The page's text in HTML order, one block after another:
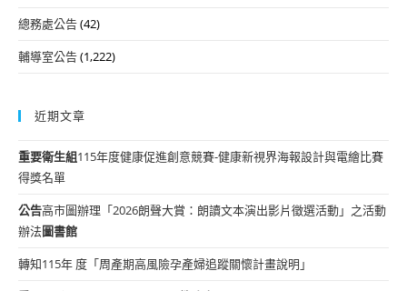
總務處公告(42)
輔導室公告(1,222)
近期文章
重要衛生組115年度健康促進創意競賽-健康新視界海報設計與電繪比賽
得獎名單
公告高市圖辦理「2026朗聲大賞：朗讀文本演出影片徵選活動」之活動
辦法圖書館
轉知115年 度「周產期高風險孕產婦追蹤關懷計畫說明」